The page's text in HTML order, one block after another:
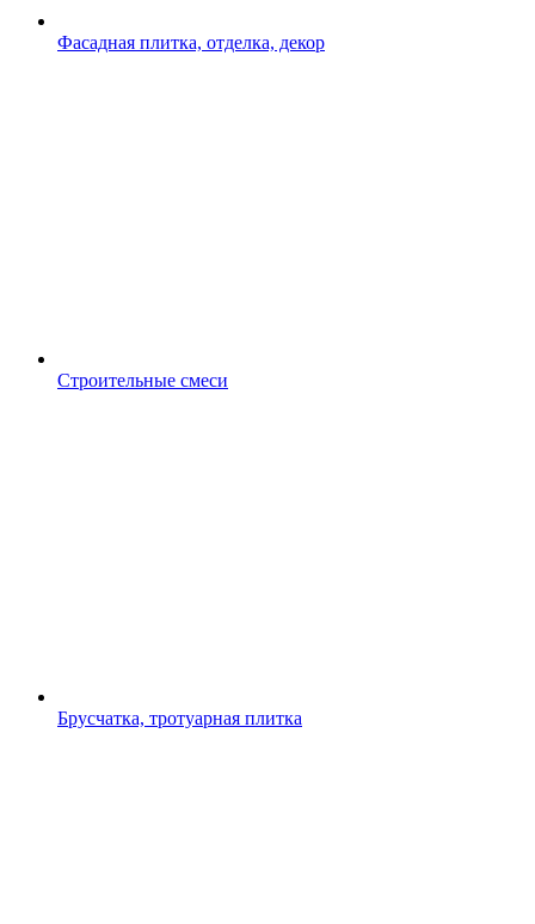
Фасадная плитка, отделка, декор
Строительные смеси
Брусчатка, тротуарная плитка